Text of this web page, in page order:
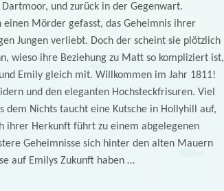
und zurück in der Gegenwart.
Mörder gefasst, das Geheimnis ihrer
Jungen verliebt. Doch der scheint sie plötzlich
wieso ihre Beziehung zu Matt so kompliziert ist,
Emily gleich mit. Willkommen im Jahr 1811!
und den eleganten Hochsteckfrisuren. Viel
Nichts taucht eine Kutsche in Hollyhill auf,
ihrer Herkunft führt zu einem abgelegenen
Geheimnisse sich hinter den alten Mauern
auf Emilys Zukunft haben …